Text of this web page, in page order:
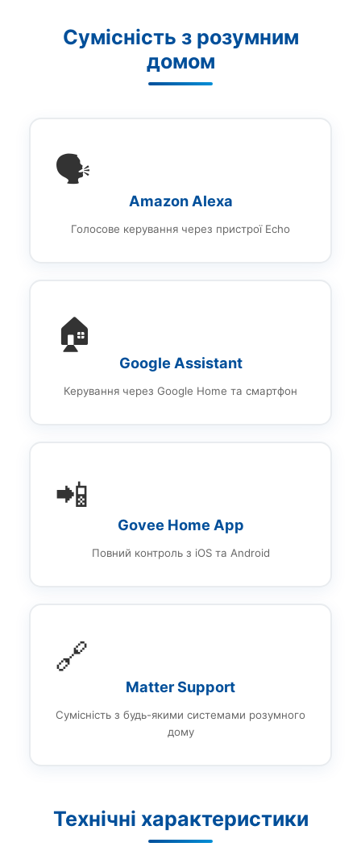
Сумісність з розумним
домом
🗣️
Amazon Alexa
Голосове керування через пристрої Echo
🏠
Google Assistant
Керування через Google Home та смартфон
📲
Govee Home App
Повний контроль з iOS та Android
🔗
Matter Support
Сумісність з будь-якими системами розумного
дому
Технічні характеристики